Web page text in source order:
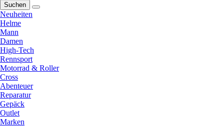
Suchen
Neuheiten
Helme
Mann
Damen
High-Tech
Rennsport
Motorrad & Roller
Cross
Abenteuer
Reparatur
Gepäck
Outlet
Marken